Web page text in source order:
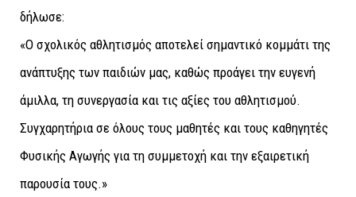
δήλωσε:
«Ο σχολικός αθλητισμός αποτελεί σημαντικό κομμάτι της
ανάπτυξης των παιδιών μας, καθώς προάγει την ευγενή
άμιλλα, τη συνεργασία και τις αξίες του αθλητισμού.
Συγχαρητήρια σε όλους τους μαθητές και τους καθηγητές
Φυσικής Αγωγής για τη συμμετοχή και την εξαιρετική
παρουσία τους.»